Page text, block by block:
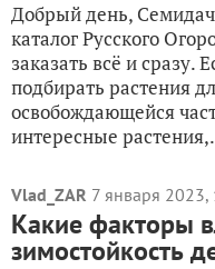
Добрый день,
каталог Русского
заказать всё и сразу.
подбирать растения
освобождающейся
интересные
Vlad_ZAR 7 января 2023,
Какие факторы
зимостойкость